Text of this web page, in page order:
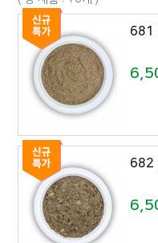
681
682